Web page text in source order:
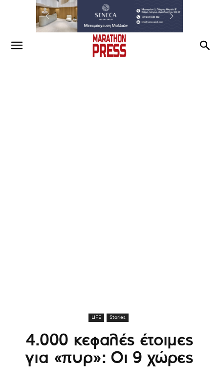
LIFE Stories
4.000 κεφαλές έτοιμες
για «πυρ»: Οι 9 χώρες